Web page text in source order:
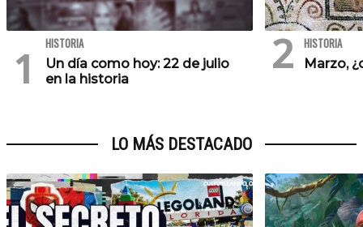
HISTORIA
Un día como hoy: 22 de julio
en la historia
HISTORIA
Marzo,
LO MÁS DESTACADO